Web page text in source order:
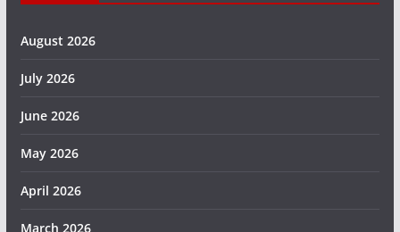
August 2026
July 2026
June 2026
May 2026
April 2026
March 2026